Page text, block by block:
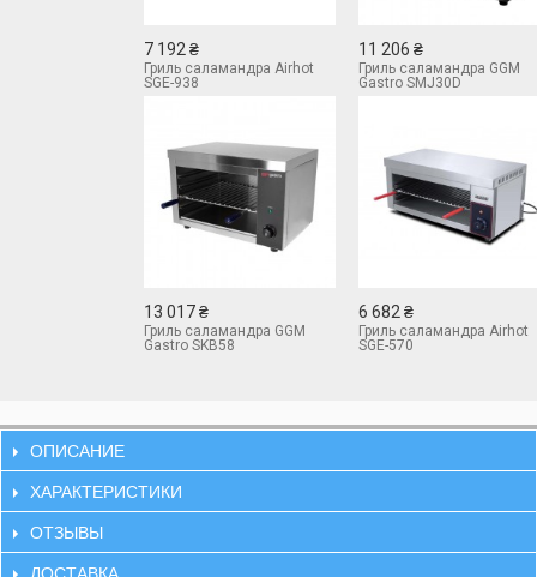
7 192 ₴
Гриль саламандра Airhot
SGE-938
11 206 ₴
Гриль саламандра GGM
Gastro SMJ30D
13 017 ₴
Гриль саламандра GGM
Gastro SKB58
6 682 ₴
Гриль саламандра Airhot
SGE-570
ОПИСАНИЕ
ХАРАКТЕРИСТИКИ
ОТЗЫВЫ